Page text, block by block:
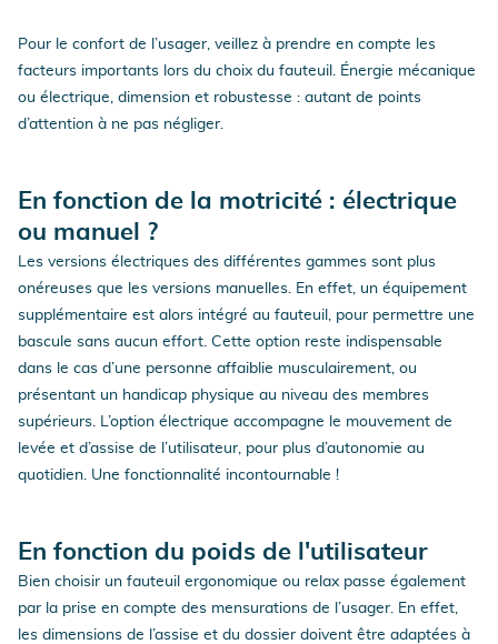
Pour le confort de l’usager, veillez à prendre en compte les
facteurs importants lors du choix du fauteuil. Énergie mécanique
ou électrique, dimension et robustesse : autant de points
d’attention à ne pas négliger.
En fonction de la motricité : électrique
ou manuel ?
Les versions électriques des différentes gammes sont plus
onéreuses que les versions manuelles. En effet, un équipement
supplémentaire est alors intégré au fauteuil, pour permettre une
bascule sans aucun effort. Cette option reste indispensable
dans le cas d’une personne affaiblie musculairement, ou
présentant un handicap physique au niveau des membres
supérieurs. L’option électrique accompagne le mouvement de
levée et d’assise de l’utilisateur, pour plus d’autonomie au
quotidien. Une fonctionnalité incontournable !
En fonction du poids de l'utilisateur
Bien choisir un fauteuil ergonomique ou relax passe également
par la prise en compte des mensurations de l’usager. En effet,
les dimensions de l’assise et du dossier doivent être adaptées à